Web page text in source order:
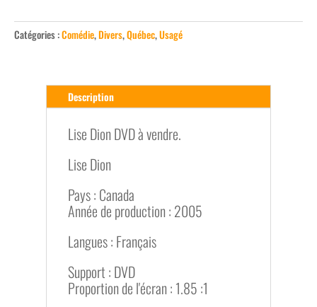
Catégories :Comédie,Divers,Québec,Usagé
Description
Lise Dion DVD à vendre.
Lise Dion
Pays : Canada
Année de production : 2005
Langues : Français
Support : DVD
Proportion de l'écran : 1.85 :1